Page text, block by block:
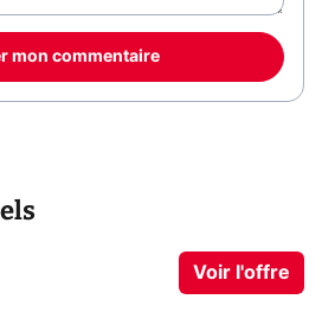
mon commentaire
Voir l'offre